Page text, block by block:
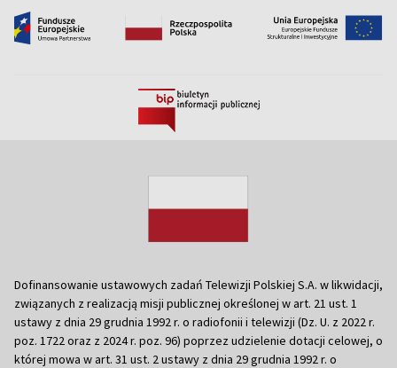
Dofinansowanie ustawowych zadań Telewizji Polskiej S.A. w likwidacji,
związanych z realizacją misji publicznej określonej w art. 21 ust. 1
ustawy z dnia 29 grudnia 1992 r. o radiofonii i telewizji (Dz. U. z 2022 r.
poz. 1722 oraz z 2024 r. poz. 96) poprzez udzielenie dotacji celowej, o
której mowa w art. 31 ust. 2 ustawy z dnia 29 grudnia 1992 r. o